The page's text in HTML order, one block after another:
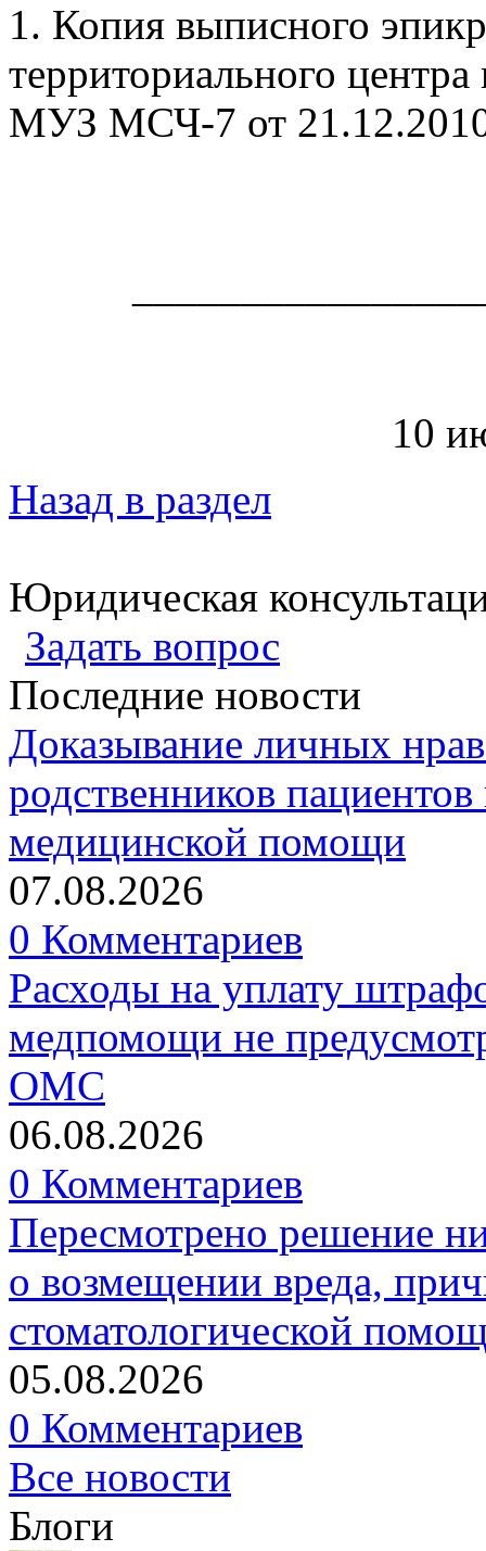
1. Копия выписного
территориального
МУЗ МСЧ-7 от
10
Назад в раздел
Юридическая
Задать вопрос
Последние новости
Доказывание личных
родственников
медицинской помощи
07.08.2026
0 Комментариев
Расходы на уплату
медпомощи не
ОМС
06.08.2026
0 Комментариев
Пересмотрено решение
о возмещении вреда,
стоматологической
05.08.2026
0 Комментариев
Все новости
Блоги